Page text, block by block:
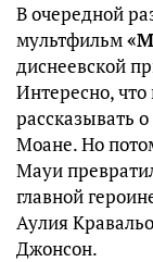
В очередной
мультфильм
диснеевской
Интересно,
рассказывать
Моане. Но
Мауи
главной
Аулия
Джонсон.